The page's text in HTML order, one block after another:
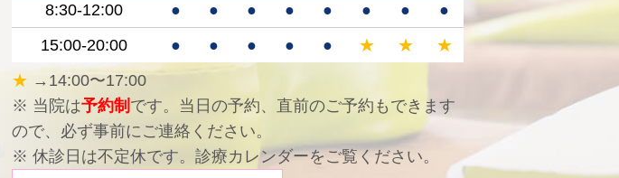
8:30-12:00
● ● ● ● ● ● ●
●
15:00-20:00
● ● ● ● ● ★ ★
★
★ →14:00〜17:00
※ 当院は予約制 です。当日の予約、直前のご予約もできます
ので、必ず事前にご連絡ください。
※ 休診日は不定休です。診療カレンダーをご覧ください。